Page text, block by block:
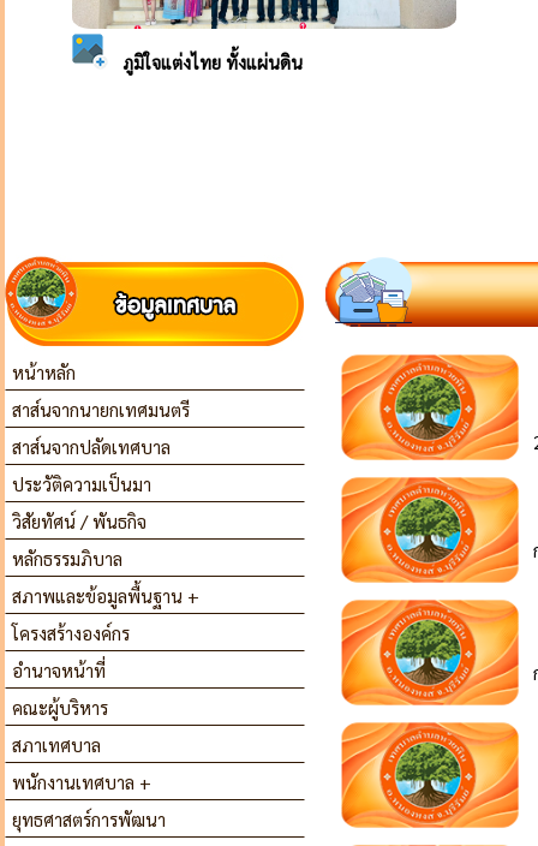
หน้าหลัก
สาส์นจากนายกเทศมนตรี
สาส์นจากปลัดเทศบาล
ประวัติความเป็นมา
วิสัยทัศน์ / พันธกิจ
หลักธรรมภิบาล
สภาพและข้อมูลพื้นฐาน +
โครงสร้างองค์กร
อำนาจหน้าที่
คณะผู้บริหาร
สภาเทศบาล
พนักงานเทศบาล +
ยุทธศาสตร์การพัฒนา